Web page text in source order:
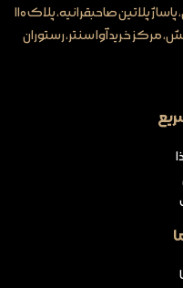
پلاتین صاحبقرانیه، پلاک ۱۱۰
مرکز خرید آوا سنتر، رستوران